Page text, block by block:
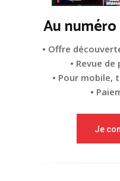
Au
• Offre
• Revue
• Pour
•
Je